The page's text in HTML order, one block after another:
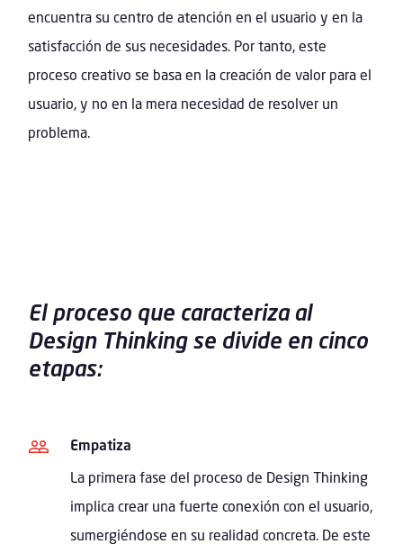
encuentra su centro de atención en el usuario y en la
satisfacción de sus necesidades. Por tanto, este
proceso creativo se basa en la creación de valor para el
usuario, y no en la mera necesidad de resolver un
problema.
El proceso que caracteriza al
Design Thinking se divide en cinco
etapas:
Empatiza
La primera fase del proceso de Design Thinking
implica crear una fuerte conexión con el usuario,
sumergiéndose en su realidad concreta. De este